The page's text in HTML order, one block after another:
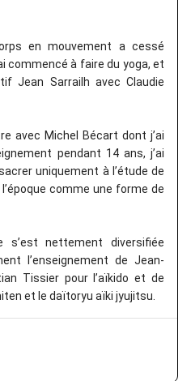
en mouvement a cessé
commencé à faire du yoga, et
Jean Sarrailh avec Claudie
avec Michel Bécart dont j’ai
pendant 14 ans, j’ai
uniquement à l’étude de
comme une forme de
s’est nettement diversifiée
l’enseignement de Jean-
Tissier pour l’aïkido et de
et le daïtoryu aïki jyujitsu.